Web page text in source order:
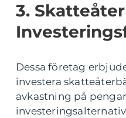
3.
Dessa företag
investera
avkastning på